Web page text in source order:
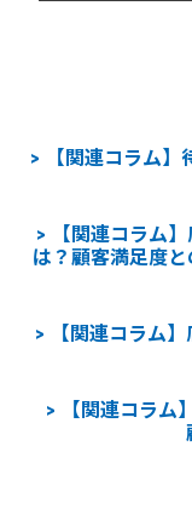
【関連コラム
【関連コラム
は？顧客満足度
【関連コラム
【関連コラム